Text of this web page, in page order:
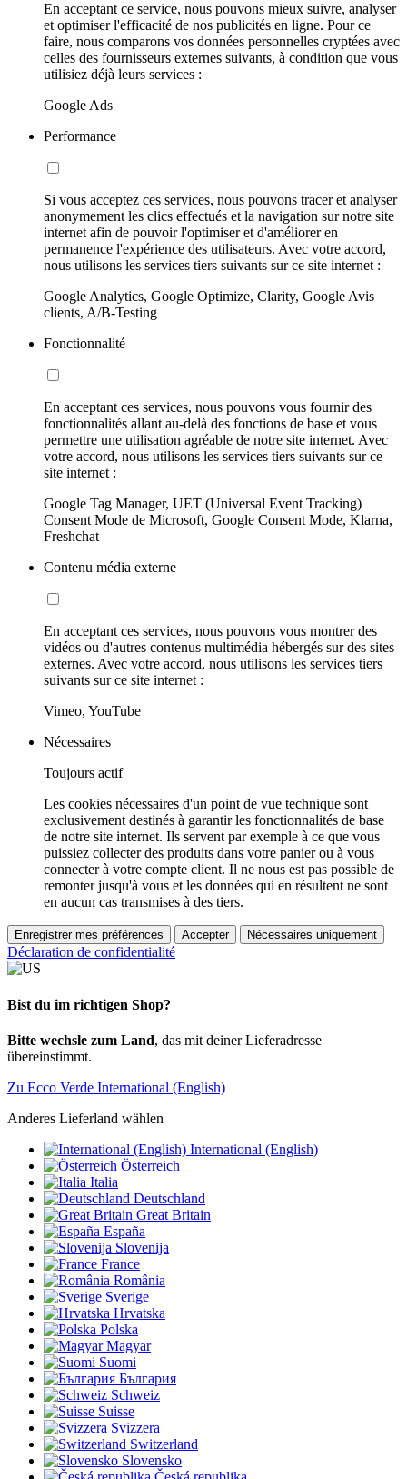
En acceptant ce service, nous pouvons mieux suivre, analyser
et optimiser l'efficacité de nos publicités en ligne. Pour ce
faire, nous comparons vos données personnelles cryptées avec
celles des fournisseurs externes suivants, à condition que vous
utilisiez déjà leurs services :
Google Ads
Performance
Si vous acceptez ces services, nous pouvons tracer et analyser
anonymement les clics effectués et la navigation sur notre site
internet afin de pouvoir l'optimiser et d'améliorer en
permanence l'expérience des utilisateurs. Avec votre accord,
nous utilisons les services tiers suivants sur ce site internet :
Google Analytics, Google Optimize, Clarity, Google Avis
clients, A/B-Testing
Fonctionnalité
En acceptant ces services, nous pouvons vous fournir des
fonctionnalités allant au-delà des fonctions de base et vous
permettre une utilisation agréable de notre site internet. Avec
votre accord, nous utilisons les services tiers suivants sur ce
site internet :
Google Tag Manager, UET (Universal Event Tracking)
Consent Mode de Microsoft, Google Consent Mode, Klarna,
Freshchat
Contenu média externe
En acceptant ces services, nous pouvons vous montrer des
vidéos ou d'autres contenus multimédia hébergés sur des sites
externes. Avec votre accord, nous utilisons les services tiers
suivants sur ce site internet :
Vimeo, YouTube
Nécessaires
Toujours actif
Les cookies nécessaires d'un point de vue technique sont
exclusivement destinés à garantir les fonctionnalités de base
de notre site internet. Ils servent par exemple à ce que vous
puissiez collecter des produits dans votre panier ou à vous
connecter à votre compte client. Il ne nous est pas possible de
remonter jusqu'à vous et les données qui en résultent ne sont
en aucun cas transmises à des tiers.
Enregistrer mes préférences Accepter Nécessaires uniquement
Déclaration de confidentialité
Bist du im richtigen Shop?
Bitte wechsle zum Land, das mit deiner Lieferadresse
übereinstimmt.
Zu Ecco Verde International (English)
Anderes Lieferland wählen
International (English)
Österreich
Italia
Deutschland
Great Britain
España
Slovenija
France
România
Sverige
Hrvatska
Polska
Magyar
Suomi
България
Schweiz
Suisse
Svizzera
Switzerland
Slovensko